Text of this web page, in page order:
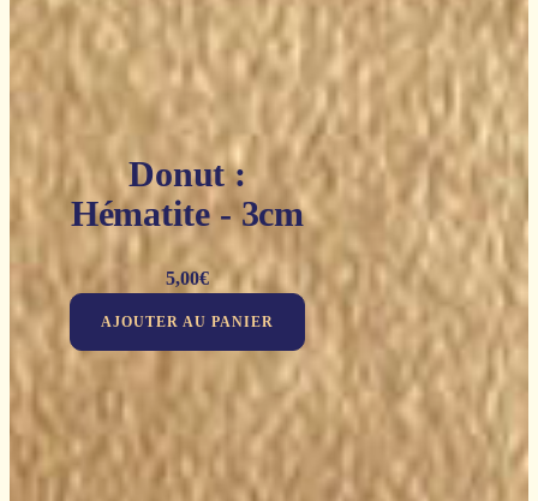
Donut :
Hématite - 3cm
5,00€
AJOUTER AU PANIER